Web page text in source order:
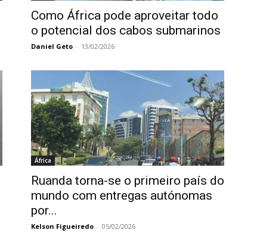
Como África pode aproveitar todo
o potencial dos cabos submarinos
Daniel Geto - 13/02/2026
África
Ruanda torna-se o primeiro país do
mundo com entregas autónomas
por...
Kelson Figueiredo - 05/02/2026